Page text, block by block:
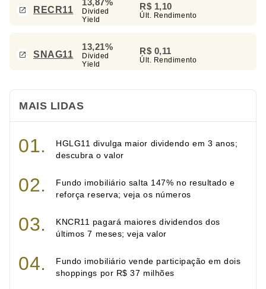
RECR11
Divided
Yield
R$ 1,10
Últ. Rendimento
SNAG11
13,21%
Divided
Yield
R$ 0,11
Últ. Rendimento
MAIS LIDAS
HGLG11 divulga maior dividendo em 3 anos;
descubra o valor
Fundo imobiliário salta 147% no resultado e
reforça reserva; veja os números
KNCR11 pagará maiores dividendos dos
últimos 7 meses; veja valor
Fundo imobiliário vende participação em dois
shoppings por R$ 37 milhões